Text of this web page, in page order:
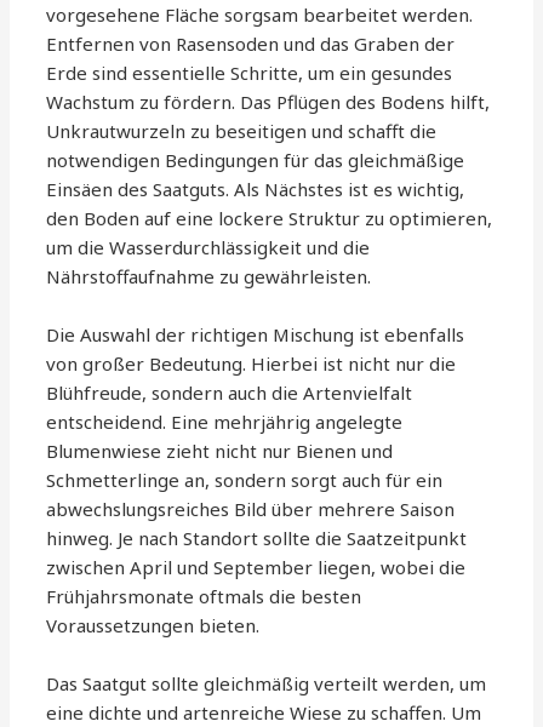
vorgesehene Fläche sorgsam bearbeitet werden.
Entfernen von Rasensoden und das Graben der
Erde sind essentielle Schritte, um ein gesundes
Wachstum zu fördern. Das Pflügen des Bodens hilft,
Unkrautwurzeln zu beseitigen und schafft die
notwendigen Bedingungen für das gleichmäßige
Einsäen des Saatguts. Als Nächstes ist es wichtig,
den Boden auf eine lockere Struktur zu optimieren,
um die Wasserdurchlässigkeit und die
Nährstoffaufnahme zu gewährleisten.
Die Auswahl der richtigen Mischung ist ebenfalls
von großer Bedeutung. Hierbei ist nicht nur die
Blühfreude, sondern auch die Artenvielfalt
entscheidend. Eine mehrjährig angelegte
Blumenwiese zieht nicht nur Bienen und
Schmetterlinge an, sondern sorgt auch für ein
abwechslungsreiches Bild über mehrere Saison
hinweg. Je nach Standort sollte die Saatzeitpunkt
zwischen April und September liegen, wobei die
Frühjahrsmonate oftmals die besten
Voraussetzungen bieten.
Das Saatgut sollte gleichmäßig verteilt werden, um
eine dichte und artenreiche Wiese zu schaffen. Um